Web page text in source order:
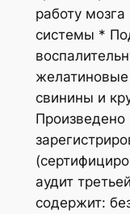
работу
системы *
свинины и
Произведено
аудит
содержит: